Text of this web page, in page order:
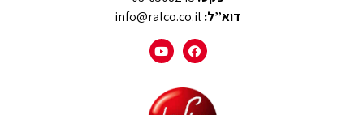
דוא”ל: